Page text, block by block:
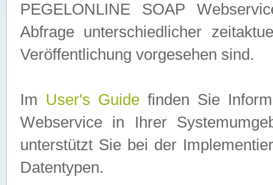
PEGELONLINE SOAP
Abfrage unterschiedlicher
Veröffentlichung vorgesehen sind.
Im User's Guidefinden Sie
Webservice in Ihrer
unterstützt Sie bei der
Datentypen.